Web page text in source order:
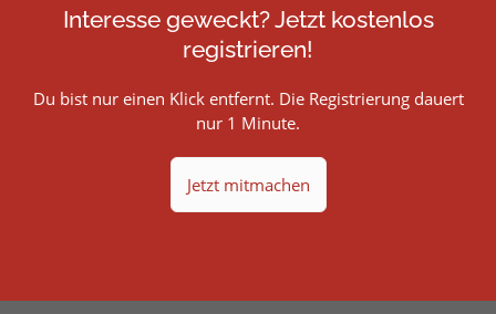
Interesse geweckt? Jetzt kostenlos
registrieren!
Du bist nur einen Klick entfernt. Die Registrierung dauert
nur 1 Minute.
Jetzt mitmachen